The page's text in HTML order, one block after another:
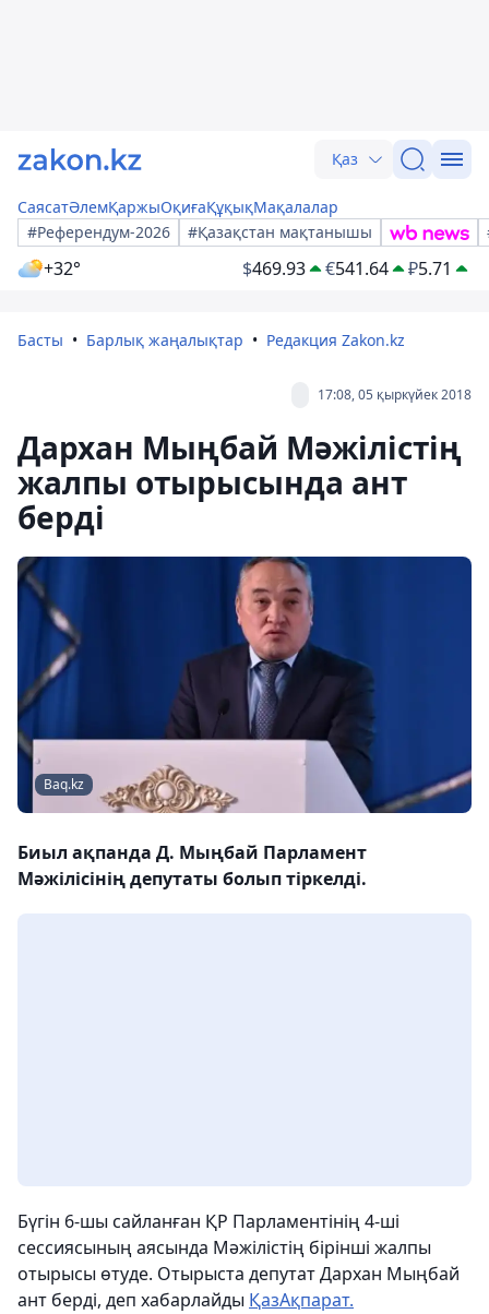
Қаз
СаясатӘлемҚаржыОқиғаҚұқықМақалалар
#Референдум-2026
#Қазақстан мақтанышы
+32° $469.93 €541.64 ₽5.71
Басты Барлық жаңалықтар Редакция Zakon.kz
17:08, 05 қыркүйек 2018
Дархан Мыңбай Мәжілістің
жалпы отырысында ант
берді
Baq.kz
Биыл ақпанда Д. Мыңбай Парламент
Мәжілісінің депутаты болып тіркелді.
Бүгін 6-шы сайланған ҚР Парламентінің 4-ші
сессиясының аясында Мәжілістің бірінші жалпы
отырысы өтуде. Отырыста депутат Дархан Мыңбай
ант берді, деп хабарлайды ҚазАқпарат.